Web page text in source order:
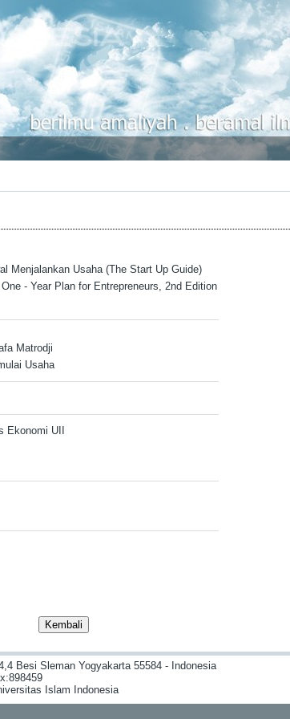
Menjalankan Usaha (The Start Up Guide)
- Year Plan for Entrepreneurs, 2nd Edition
Matrodji
Usaha
Ekonomi UII
Besi Sleman Yogyakarta 55584 - Indonesia
Islam Indonesia